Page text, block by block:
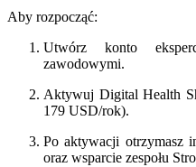
Aby rozpocząć:
Utwórz konto
zawodowymi.
Aktywuj Digital Health
179 USD/rok).
Po aktywacji otrzymasz
oraz wsparcie zespołu